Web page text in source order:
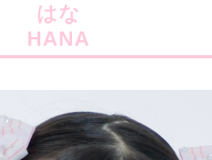
はな
HANA